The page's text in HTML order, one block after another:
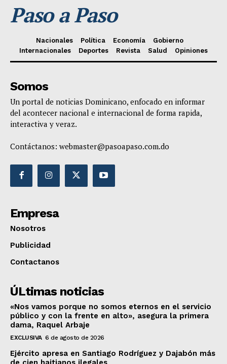
Paso a Paso
Nacionales Política Economía
Gobierno
Internacionales
Deportes Revista Salud Opiniones
Somos
Un portal de noticias Dominicano, enfocado en informar
del acontecer nacional e internacional de forma rapida,
interactiva y veraz.
Contáctanos: webmaster@pasoapaso.com.do
Empresa
Nosotros
Publicidad
Contactanos
ÚLtimas noticias
«Nos vamos porque no somos eternos en el servicio
público y con la frente en alto», asegura la primera
dama, Raquel Arbaje
EXCLUSIVA 6 de agosto de 2026
Ejército apresa en Santiago Rodríguez y Dajabón más